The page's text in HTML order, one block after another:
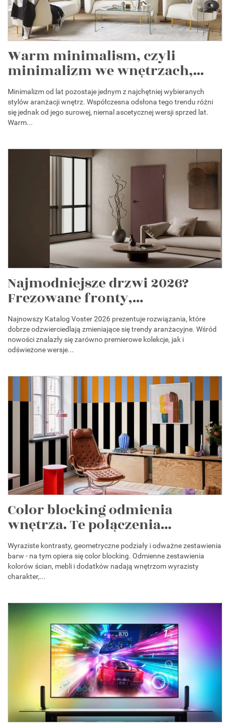
Warm minimalism, czyli
minimalizm we wnętrzach,...
Minimalizm od lat pozostaje jednym z najchętniej wybieranych
stylów aranżacji wnętrz. Współczesna odsłona tego trendu różni
się jednak od jego surowej, niemal ascetycznej wersji sprzed lat.
Warm...
Najmodniejsze drzwi 2026?
Frezowane fronty,...
Najnowszy Katalog Voster 2026 prezentuje rozwiązania, które
dobrze odzwierciedlają zmieniające się trendy aranżacyjne. Wśród
nowości znalazły się zarówno premierowe kolekcje, jak i
odświeżone wersje...
Color blocking odmienia
wnętrza. Te połączenia...
Wyraziste kontrasty, geometryczne podziały i odważne zestawienia
barw - na tym opiera się color blocking. Odmienne zestawienia
kolorów ścian, mebli i dodatków nadają wnętrzom wyrazisty
charakter,...